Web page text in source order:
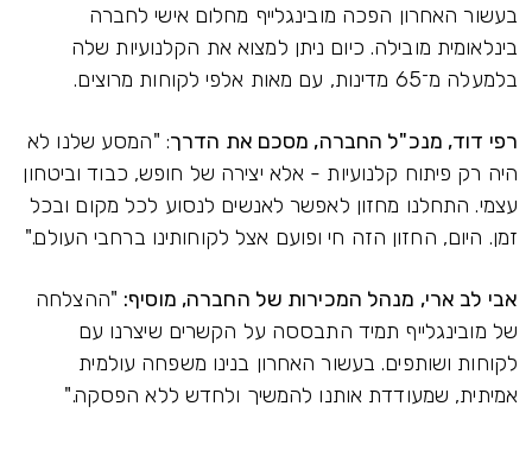
בעשור האחרון הפכה מובינגלייף מחלום אישי לחברה
בינלאומית מובילה. כיום ניתן למצוא את הקלנועיות שלה
בלמעלה מ־65 מדינות, עם מאות אלפי לקוחות מרוצים.
רפי דוד, מנכ"ל החברה, מסכם את הדרך: "המסע שלנו לא
היה רק פיתוח קלנועיות - אלא יצירה של חופש, כבוד וביטחון
עצמי. התחלנו מחזון לאפשר לאנשים לנסוע לכל מקום ובכל
זמן. היום, החזון הזה חי ופועם אצל לקוחותינו ברחבי העולם."
אבי לב ארי, מנהל המכירות של החברה, מוסיף: "ההצלחה
של מובינגלייף תמיד התבססה על הקשרים שיצרנו עם
לקוחות ושותפים. בעשור האחרון בנינו משפחה עולמית
אמיתית, שמעודדת אותנו להמשיך ולחדש ללא הפסקה."